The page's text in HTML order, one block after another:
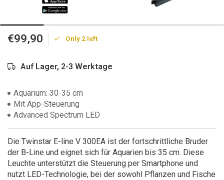
€99,90 Only 2 left
Auf Lager, 2-3 Werktage
Aquarium: 30-35 cm
Mit App-Steuerung
Advanced Spectrum LED
Die Twinstar E-line V 300EA ist der fortschrittliche Bruder
der B-Line und eignet sich für Aquarien bis 35 cm. Diese
Leuchte unterstützt die Steuerung per Smartphone und
nutzt LED-Technologie, bei der sowohl Pflanzen und Fische